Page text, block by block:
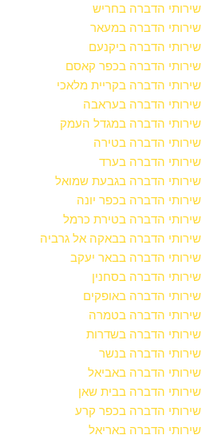
שירותי הדברה בחריש
שירותי הדברה במעאר
שירותי הדברה ביקנעם
שירותי הדברה בכפר קאסם
שירותי הדברה בקריית מלאכי
שירותי הדברה בעראבה
שירותי הדברה במגדל העמק
שירותי הדברה בטירה
שירותי הדברה בערד
שירותי הדברה בגבעת שמואל
שירותי הדברה בכפר יונה
שירותי הדברה בטירת כרמל
שירותי הדברה בבאקה אל גרביה
שירותי הדברה בבאר יעקב
שירותי הדברה בסחנין
שירותי הדברה באופקים
שירותי הדברה בטמרה
שירותי הדברה בשדרות
שירותי הדברה בנשר
שירותי הדברה באביאל
שירותי הדברה בבית שאן
שירותי הדברה בכפר קרע
שירותי הדברה באריאל